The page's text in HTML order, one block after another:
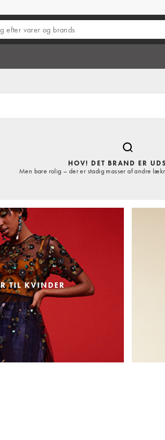
HOV! DET BRAND ER
Men bare rolig – der er stadig masser af andre
TIL KVINDER